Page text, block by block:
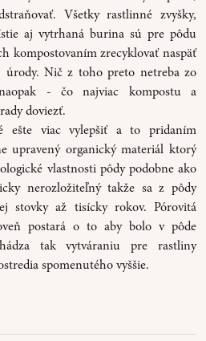
Všetky rastlinné zvyšky,
aj vytrhaná burina sú pre pôdu
kompostovaním zrecyklovať naspäť
Nič z toho preto netreba zo
- čo najviac kompostu a
doviezť.
ešte viac vylepšiť a to pridaním
upravený organický materiál ktorý
vlastnosti pôdy podobne ako
nerozložiteľný takže sa z pôdy
stovky až tisícky rokov. Pórovitá
postará o to aby bolo v pôde
tak vytváraniu pre rastliny
spomenutého vyššie.